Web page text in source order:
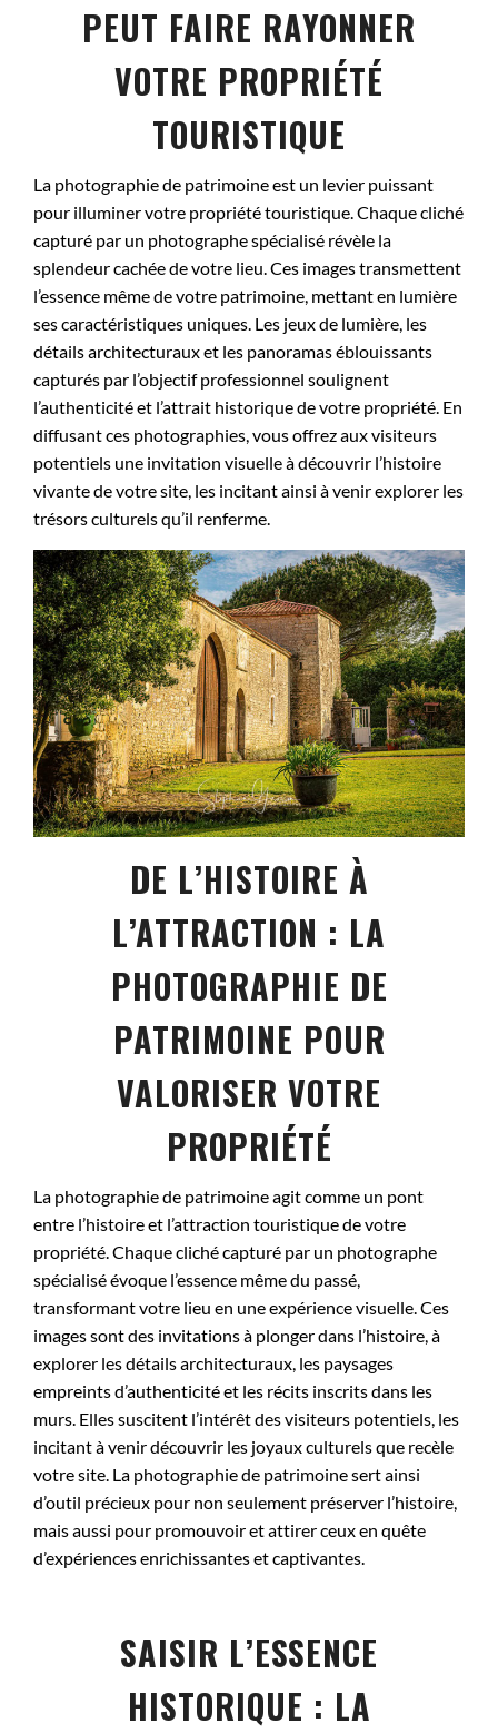
PEUT FAIRE RAYONNER
VOTRE PROPRIÉTÉ
TOURISTIQUE
La photographie de patrimoine est un levier puissant
pour illuminer votre propriété touristique. Chaque cliché
capturé par un photographe spécialisé révèle la
splendeur cachée de votre lieu. Ces images transmettent
l’essence même de votre patrimoine, mettant en lumière
ses caractéristiques uniques. Les jeux de lumière, les
détails architecturaux et les panoramas éblouissants
capturés par l’objectif professionnel soulignent
l’authenticité et l’attrait historique de votre propriété. En
diffusant ces photographies, vous offrez aux visiteurs
potentiels une invitation visuelle à découvrir l’histoire
vivante de votre site, les incitant ainsi à venir explorer les
trésors culturels qu’il renferme.
DE L’HISTOIRE À
L’ATTRACTION : LA
PHOTOGRAPHIE DE
PATRIMOINE POUR
VALORISER VOTRE
PROPRIÉTÉ
La photographie de patrimoine agit comme un pont
entre l’histoire et l’attraction touristique de votre
propriété. Chaque cliché capturé par un photographe
spécialisé évoque l’essence même du passé,
transformant votre lieu en une expérience visuelle. Ces
images sont des invitations à plonger dans l’histoire, à
explorer les détails architecturaux, les paysages
empreints d’authenticité et les récits inscrits dans les
murs. Elles suscitent l’intérêt des visiteurs potentiels, les
incitant à venir découvrir les joyaux culturels que recèle
votre site. La photographie de patrimoine sert ainsi
d’outil précieux pour non seulement préserver l’histoire,
mais aussi pour promouvoir et attirer ceux en quête
d’expériences enrichissantes et captivantes.
SAISIR L’ESSENCE
HISTORIQUE : LA